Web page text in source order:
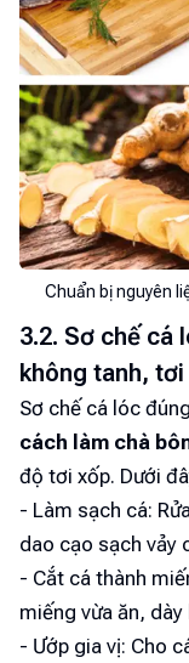
Chuẩn bị nguyên
3.2. Sơ chế cá
không tanh,
Sơ chế cá lóc
cách làm chà
độ tơi xốp. Dưới
- Làm sạch cá:
dao cạo sạch vảy
- Cắt cá thành
miếng vừa ăn,
- Ướp gia vị: Cho